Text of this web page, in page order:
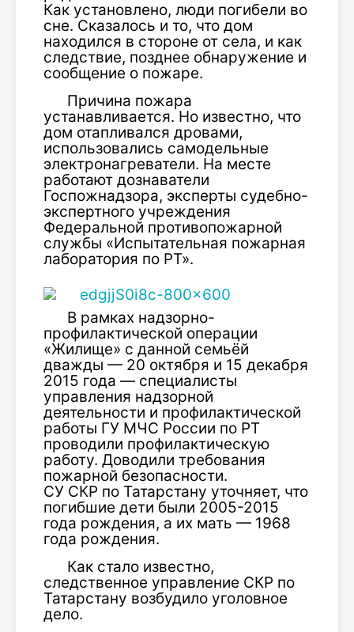
Как установлено, люди погибели во
сне. Сказалось и то, что дом
находился в стороне от села, и как
следствие, позднее обнаружение и
сообщение о пожаре.
Причина пожара
устанавливается. Но известно, что
дом отапливался дровами,
использовались самодельные
электронагреватели. На месте
работают дознаватели
Госпожнадзора, эксперты судебно-
экспертного учреждения
Федеральной противопожарной
службы «Испытательная пожарная
лаборатория по РТ».
В рамках надзорно-
профилактической операции
«Жилище» с данной семьёй
дважды — 20 октября и 15 декабря
2015 года — специалисты
управления надзорной
деятельности и профилактической
работы ГУ МЧС России по РТ
проводили профилактическую
работу. Доводили требования
пожарной безопасности.
СУ СКР по Татарстану уточняет, что
погибшие дети были 2005-2015
года рождения, а их мать — 1968
года рождения.
Как стало известно,
следственное управление СКР по
Татарстану возбудило уголовное
дело.